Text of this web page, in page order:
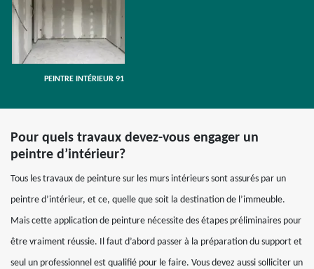
PEINTRE INTÉRIEUR 91
Pour quels travaux devez-vous engager un
peintre d’intérieur?
Tous les travaux de peinture sur les murs intérieurs sont assurés par un
peintre d’intérieur, et ce, quelle que soit la destination de l’immeuble.
Mais cette application de peinture nécessite des étapes préliminaires pour
être vraiment réussie. Il faut d’abord passer à la préparation du support et
seul un professionnel est qualifié pour le faire. Vous devez aussi solliciter un